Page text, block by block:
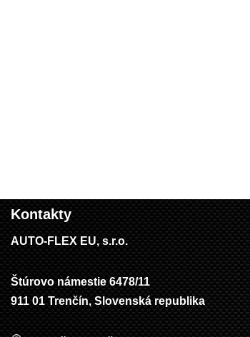
Kontakty
AUTO-FLEX EU, s.r.o.
Štúrovo námestie 6478/11
911 01 Trenčín, Slovenská republika